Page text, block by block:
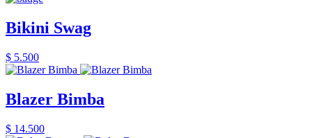
Bikini Swag
$ 5.500
Blazer Bimba
$ 14.500